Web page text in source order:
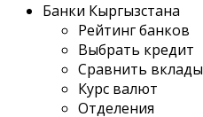
Банки Кыргызстана
Рейтинг банков
Выбрать кредит
Сравнить вклады
Курс валют
Отделения